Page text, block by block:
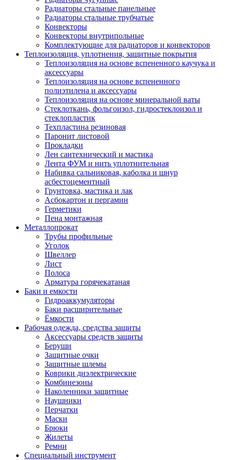
Радиаторы стальные панельные
Радиаторы стальные трубчатые
Конвекторы
Конвекторы внутрипольные
Комплектующие для радиаторов и конвекторов
Теплоизоляция, уплотнения, защитные покрытия
Теплоизоляция на основе вспененного каучука и
аксессуары
Теплоизоляция на основе вспененного
полиэтилена и аксессуары
Теплоизоляция на основе минеральной ваты
Стеклоткань, фольгоизол, гидростеклоизол и
стеклопластик
Техпластина резиновая
Паронит листовой
Прокладки
Лен сантехнический и мастика
Лента ФУМ и нить уплотнительная
Набивка сальниковая, каболка и шнур
асбестоцементный
Грунтовка, мастика и лак
Асбокартон и пергамин
Герметики
Пена монтажная
Металлопрокат
Трубы профильные
Уголок
Швеллер
Лист
Полоса
Арматура горячекатаная
Баки и емкости
Гидроаккумуляторы
Баки расширительные
Ёмкости
Рабочая одежда, средства защиты
Аксессуары средств защиты
Беруши
Защитные очки
Защитные шлемы
Коврики диэлектрические
Комбинезоны
Наколенники защитные
Наушники
Перчатки
Маски
Брюки
Жилеты
Ремни
Специальный инструмент